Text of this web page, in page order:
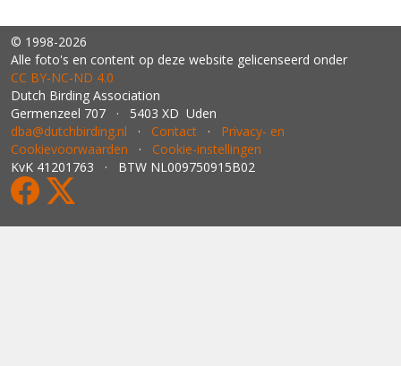
© 1998-2026
Alle foto's en content op deze website gelicenseerd onder
CC BY‑NC‑ND 4.0
Dutch Birding Association
Germenzeel 707 · 5403 XD Uden
dba@dutchbirding.nl · Contact · Privacy- en
Cookievoorwaarden · Cookie-instellingen
KvK 41201763 · BTW NL009750915B02